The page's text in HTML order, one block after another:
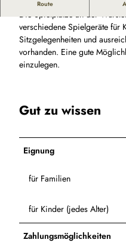
Route
Die Spielplätze an der
verschiedene Spielgeräte für
Sitzgelegenheiten und
vorhanden. Eine gute
einzulegen.
Gut zu wissen
Eignung
für Familien
für Kinder (jedes Alter)
Zahlungsmöglichkeiten